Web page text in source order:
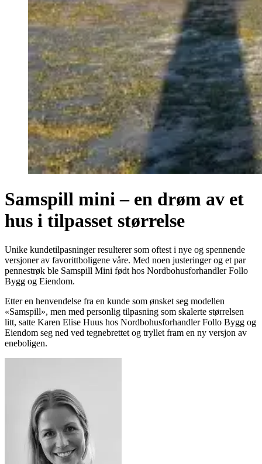
Samspill mini – en drøm av et
hus i tilpasset størrelse
Unike kundetilpasninger resulterer som oftest i nye og spennende
versjoner av favorittboligene våre. Med noen justeringer og et par
pennestrøk ble Samspill Mini født hos Nordbohusforhandler Follo
Bygg og Eiendom.
Etter en henvendelse fra en kunde som ønsket seg modellen
«Samspill», men med personlig tilpasning som skalerte størrelsen
litt, satte Karen Elise Huus hos Nordbohusforhandler Follo Bygg og
Eiendom seg ned ved tegnebrettet og tryllet fram en ny versjon av
eneboligen.